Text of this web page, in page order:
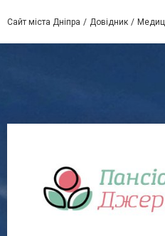
Сайт міста Дніпра Довідник